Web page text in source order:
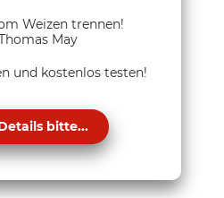
Weizen trennen!
May
und kostenlos testen!
bitte...